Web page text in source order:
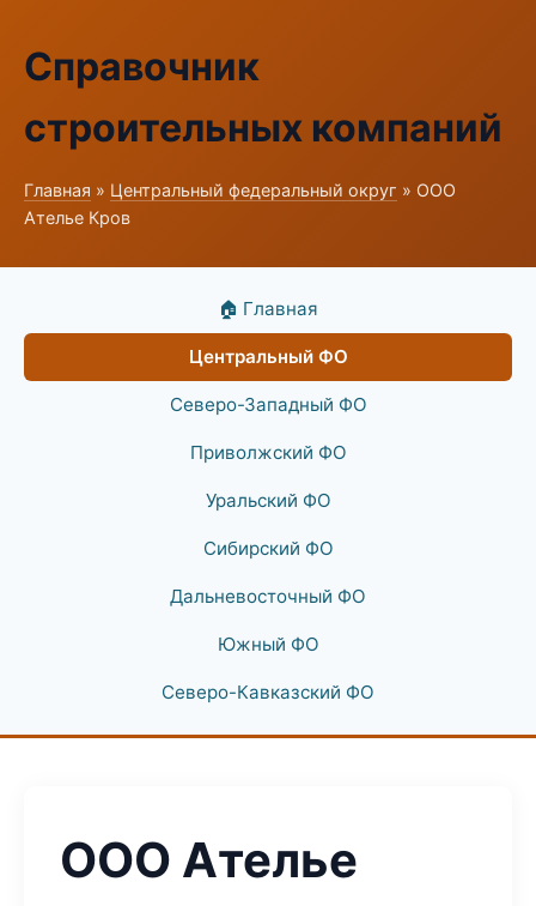
Справочник
строительных компаний
Главная » Центральный федеральный округ » ООО
Ателье Кров
🏠 Главная
Центральный ФО
Северо-Западный ФО
Приволжский ФО
Уральский ФО
Сибирский ФО
Дальневосточный ФО
Южный ФО
Северо-Кавказский ФО
ООО Ателье